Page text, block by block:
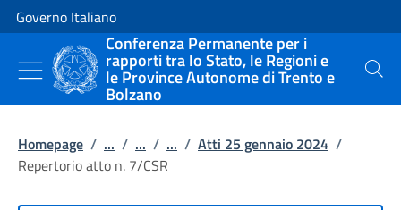
Vai al contenuto
Vai alla navigazione del sito
Governo Italiano
Conferenza Permanente per i
rapporti tra lo Stato, le Regioni e
le Province Autonome di Trento e
Bolzano
Cerca
Homepage / ... / ... / ... / Atti 25 gennaio 2024 /
Repertorio atto n. 7/CSR